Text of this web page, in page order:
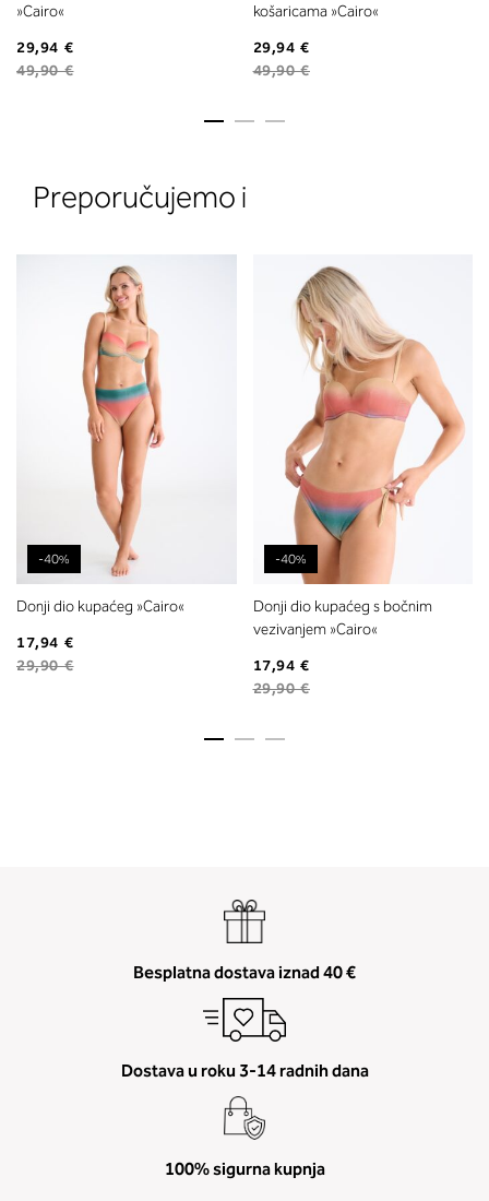
»Cairo«
29,94 €
49,90 €
košaricama »Cairo«
29,94 €
49,90 €
Preporučujemo i
-40%
Donji dio kupaćeg »Cairo«
17,94 €
29,90 €
-40%
Donji dio kupaćeg s bočnim
vezivanjem »Cairo«
17,94 €
29,90 €
Besplatna dostava iznad 40 €
Dostava u roku 3-14 radnih dana
100% sigurna kupnja
2. Prsni obseg
Izmerite prsni obseg. Šiviljski
položite čez hrbet v višini
izreza in čez prsi, v višini bradavic
vdolbine med prsmi. V razdelku 2.
boste prebrali, katera globina
ustreza vaši meri (A, B …) – iščite v
stolpcu, ki ste ga določili s
obsegom.